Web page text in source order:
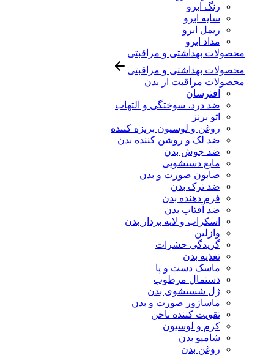
رنگ ابرو
سایه ابرو
ریمل ابرو
مداد ابرو
محصولات بهداشتی و مراقبتی
محصولات بهداشتی و مراقبتی
محصولات مراقبت از بدن
افترسان
ضد درد، سوختگی و التهاب
اتو برنز
روغن و لوسیون برنزه کننده
ضد لک و روشن کننده بدن
ضد جوش بدن
مایع دستشویی
صابون صورت و بدن
ضد ترک بدن
فرم دهنده بدن
ضد آفتاب بدن
اسکراب و لایه بردار بدن
وازلین
گزیدگی حشرات
تغذیه بدن
ماسک دست و پا
دستمال مرطوب
ژل شستشوی بدن
ماساژور صورت و بدن
تقویت کننده ناخن
کرم و لوسیون
شامپو بدن
روغن بدن